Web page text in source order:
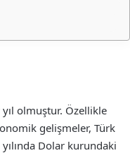
olmuştur. Özellikle
gelişmeler, Türk
Dolar kurundaki